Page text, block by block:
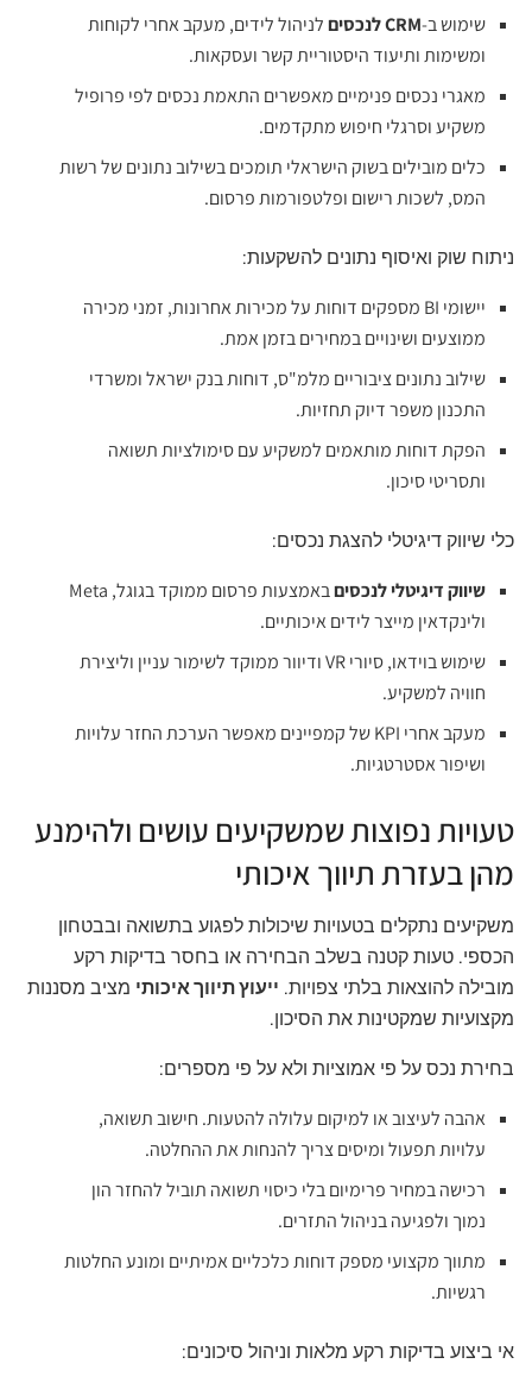
שימוש ב-CRM לנכסים
לניהול לידים, מעקב אחרי לקוחות
ומשימות ותיעוד היסטוריית קשר ועסקאות.
מאגרי נכסים פנימיים מאפשרים התאמת נכסים לפי פרופיל
משקיע וסרגלי חיפוש מתקדמים.
כלים מובילים בשוק הישראלי תומכים בשילוב נתונים של רשות
המס, לשכות רישום ופלטפורמות פרסום.
ניתוח שוק ואיסוף נתונים להשקעות:
יישומי BI מספקים דוחות על מכירות אחרונות, זמני מכירה
ממוצעים ושינויים במחירים בזמן אמת.
שילוב נתונים ציבוריים מלמ"ס, דוחות בנק ישראל ומשרדי
התכנון משפר דיוק תחזיות.
הפקת דוחות מותאמים למשקיע עם סימולציות תשואה
ותסריטי סיכון.
כלי שיווק דיגיטלי להצגת נכסים:
שיווק דיגיטלי לנכסים
באמצעות פרסום ממוקד בגוגל, Meta
ולינקדאין מייצר לידים איכותיים.
שימוש בוידאו, סיורי VR ודיוור ממוקד לשימור עניין וליצירת
חוויה למשקיע.
מעקב אחרי KPI של קמפיינים מאפשר הערכת החזר עלויות
ושיפור אסטרטגיות.
טעויות נפוצות שמשקיעים עושים ולהימנע
מהן בעזרת תיווך איכותי
משקיעים נתקלים בטעויות שיכולות לפגוע בתשואה ובבטחון
הכספי. טעות קטנה בשלב הבחירה או בחסר בדיקות רקע
מובילה להוצאות בלתי צפויות. ייעוץ תיווך איכותי מציב מסננות
מקצועיות שמקטינות את הסיכון.
בחירת נכס על פי אמוציות ולא על פי מספרים:
אהבה לעיצוב או למיקום עלולה להטעות. חישוב תשואה,
עלויות תפעול ומיסים צריך להנחות את ההחלטה.
רכישה במחיר פרימיום בלי כיסוי תשואה תוביל להחזר הון
נמוך ולפגיעה בניהול התזרים.
מתווך מקצועי מספק דוחות כלכליים אמיתיים ומונע החלטות
רגשיות.
אי ביצוע בדיקות רקע מלאות וניהול סיכונים: